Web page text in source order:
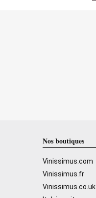
Nos boutiques
Vinissimus.com
Vinissimus.fr
Vinissimus.co.uk